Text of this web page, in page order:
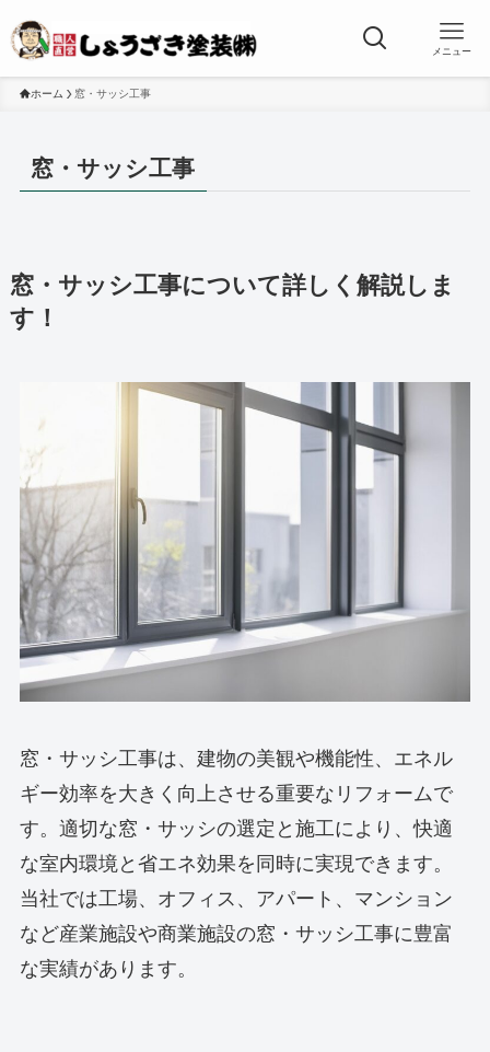
メニュー
ホーム 窓・サッシ工事
窓・サッシ工事
窓・サッシ工事について詳しく解説しま
す！
窓・サッシ工事は、建物の美観や機能性、エネル
ギー効率を大きく向上させる重要なリフォームで
す。適切な窓・サッシの選定と施工により、快適
な室内環境と省エネ効果を同時に実現できます。
当社では工場、オフィス、アパート、マンション
など産業施設や商業施設の窓・サッシ工事に豊富
な実績があります。